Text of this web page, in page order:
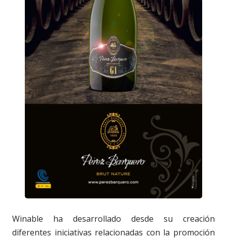
Winable ha desarrollado desde su creación
diferentes iniciativas relacionadas con la promoción